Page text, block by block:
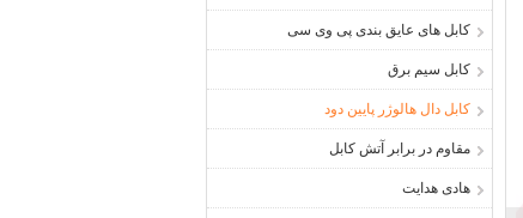
کابل های عایق بندی پی وی سی
کابل سیم برق
کابل دال هالوژر پایین دود
مقاوم در برابر آتش کابل
هادی هدایت